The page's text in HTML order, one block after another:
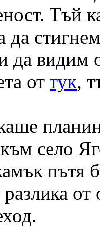
Тъй
да
да видим
от тук,
село
пътя
разлика